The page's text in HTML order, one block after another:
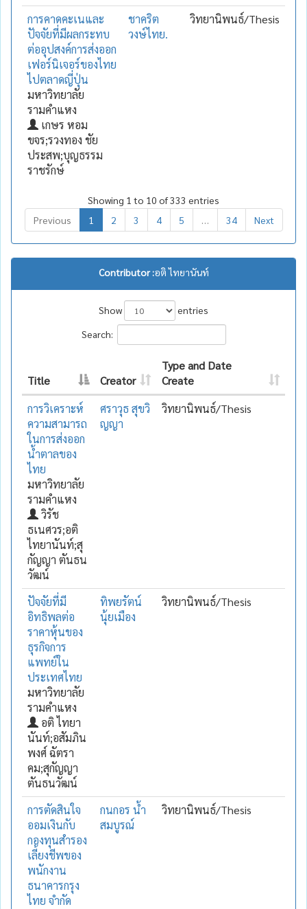
การคาดคะเนและ
ปัจจัยที่มีผลกระทบ
ต่ออุปสงค์การส่งออก
เฟอร์นิเจอร์ของไทย
ไปตลาดญี่ปุ่น
มหาวิทยาลัย
รามคำแหง
เกษร หอม
ขจร;รวงทอง ชัย
ประสพ;บุญธรรม
ราชรักษ์
ชาคริต
วงษ์ไทย.
วิทยานิพนธ์/Thesis
Showing 1 to 10 of 333 entries
Previous
1 2 3 4 5 34 Next
Contributor :อติ ไทยานันท์
Show
entries
Search:
Title Creator
Type and Date
Create
การวิเคราะห์
ความสามารถ
ในการส่งออก
น้ำตาลของ
ไทย
มหาวิทยาลัย
รามคำแหง
วิรัช
ธเนศวร;อติ
ไทยานันท์;สุ
กัญญา ตันธน
วัฒน์
ศราวุธ สุขวิ
ญญา
วิทยานิพนธ์/Thesis
ปัจจัยที่มี
อิทธิพลต่อ
ราคาหุ้นของ
ธุรกิจการ
แพทย์ใน
ประเทศไทย
มหาวิทยาลัย
รามคำแหง
อติ ไทยา
นันท์;อสัมภิน
พงศ์ ฉัตรา
คม;สุกัญญา
ตันธนวัฒน์
ทิพยรัตน์
นุ้ยเมือง
วิทยานิพนธ์/Thesis
การตัดสินใจ
ออมเงินกับ
กองทุนสำรอง
เลี้ยงชีพของ
พนักงาน
ธนาคารกรุง
ไทย จำกัด
กนกอร น้ำ
สมบูรณ์
วิทยานิพนธ์/Thesis